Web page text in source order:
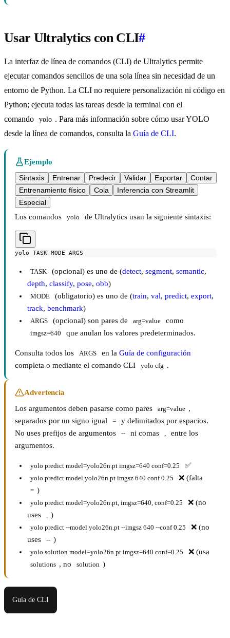
Usar Ultralytics con CLI#
La interfaz de línea de comandos (CLI) de Ultralytics permite
ejecutar comandos sencillos de una sola línea sin necesidad de un
entorno de Python. La CLI no requiere personalización ni código en
Python; ejecuta todas las tareas desde la terminal con el
comando
yolo . Para más información sobre cómo usar YOLO
desde la línea de comandos, consulta la Guía de CLI.
Ejemplo
Sintaxis
Entrenar Predecir Validar Exportar
Contar
Entrenamiento físico
Cola
Inferencia con Streamlit
Especial
Los comandos
yolo de Ultralytics usan la siguiente sintaxis:
yolo TASK MODE ARGS
TASK (opcional) es uno de (detect, segment, semantic,
depth, classify, pose, obb)
MODE (obligatorio) es uno de (train, val, predict, export,
track, benchmark)
ARGS (opcional) son pares de arg=value como
imgsz=640 que anulan los valores predeterminados.
Consulta todos los ARGS en la Guía de configuración
completa o mediante el comando CLI
yolo cfg .
Advertencia
Los argumentos deben pasarse como pares
arg=value ,
separados por un signo igual
=
y delimitados por espacios.
No uses prefijos de argumentos
-- ni comas ,
entre los
argumentos.
yolo predict model=yolo26n.pt imgsz=640 conf=0.25 ✅
yolo predict model yolo26n.pt imgsz 640 conf 0.25 ❌ (falta
= )
yolo predict model=yolo26n.pt, imgsz=640, conf=0.25
❌ (no
uses
, )
yolo predict --model yolo26n.pt --imgsz 640 --conf 0.25
❌ (no
uses
-- )
yolo solution model=yolo26n.pt imgsz=640 conf=0.25 ❌ (usa
solutions , no solution )
Guía de CLI